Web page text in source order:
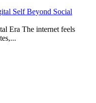
Self Beyond Social
Era The internet feels